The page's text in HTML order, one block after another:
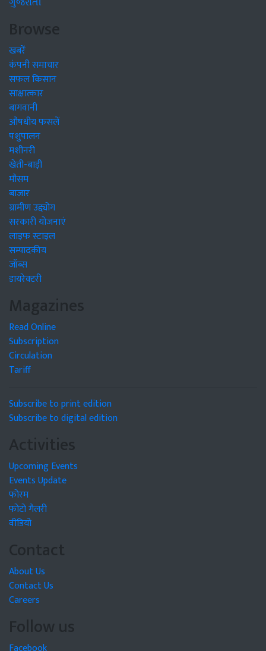
Browse
खबरें
कंपनी समाचार
सफल किसान
साक्षात्कार
बागवानी
औषधीय फसलें
पशुपालन
मशीनरी
खेती-बाड़ी
मौसम
बाजार
ग्रामीण उद्द्योग
सरकारी योजनाएं
लाइफ स्टाइल
सम्पादकीय
जॉब्स
डायरेक्टरी
Magazines
Subscription
Circulation
Tariff
Subscribe to digital edition
Activities
Upcoming Events
Events Update
फोरम
फोटो गैलरी
वीडियो
Contact
About Us
Contact Us
Careers
Follow us
Facebook